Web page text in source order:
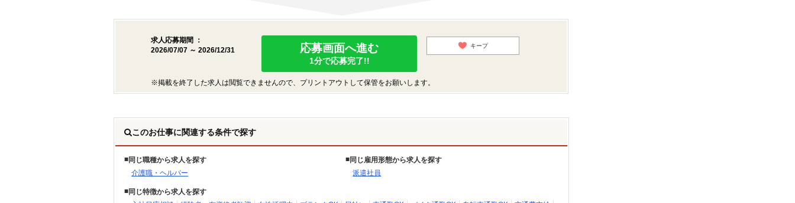
求人応募期間 ：
2026/07/07 ～ 2026/12/31
応募画面へ進む
1分で応募完了!!
キープ
※掲載を終了した求人は閲覧できませんので、プリントアウトして保管をお願いします。
このお仕事に関連する条件で探す
同じ職種から求人を探す
介護職・ヘルパー
同じ雇用形態から求人を探す
派遣社員
同じ特徴から求人を探す